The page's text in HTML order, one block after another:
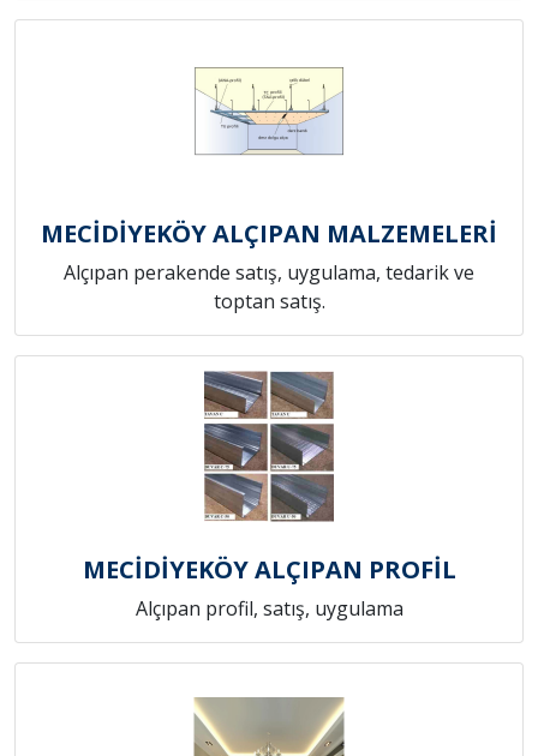
MECİDİYEKÖY ALÇIPAN MALZEMELERİ
Alçıpan perakende satış, uygulama, tedarik ve
toptan satış.
MECİDİYEKÖY ALÇIPAN PROFİL
Alçıpan profil, satış, uygulama